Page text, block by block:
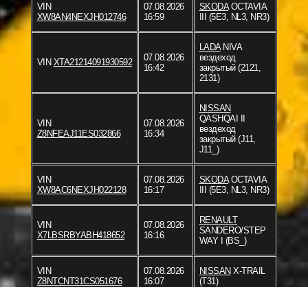
VIN
XW8AN4NEXJH012746
07.08.2026
16:59
SKODAOCTAVIA
III (5E3, NL3, NR3)
VIN XTA21214091930592
07.08.2026
16:42
LADANIVA
вездеход
закрытый (2121,
2131)
VIN
Z8NFEAJ11ES032866
07.08.2026
16:34
NISSAN
QASHQAI II
вездеход
закрытый (J11,
J11_)
VIN
XW8AC6NEXJH022128
07.08.2026
16:17
SKODAOCTAVIA
III (5E3, NL3, NR3)
VIN
X7LBSRBYABH418652
07.08.2026
16:16
RENAULT
SANDERO/STEP
WAY I (BS_)
VIN
Z8NTCNT31CS051676
07.08.2026
16:07
NISSAN X-TRAIL
(T31)